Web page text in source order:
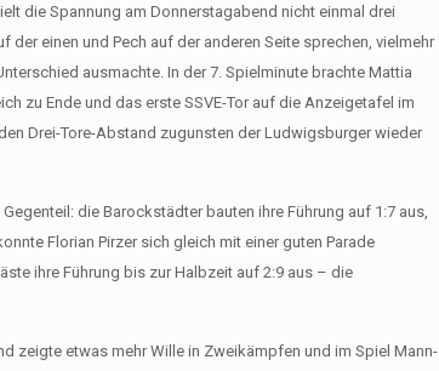
die Spannung am Donnerstagabend nicht einmal drei
der einen und Pech auf der anderen Seite sprechen, vielmehr
ausmachte. In der 7. Spielminute brachte Mattia
zu Ende und das erste SSVE-Tor auf die Anzeigetafel im
Drei-Tore-Abstand zugunsten der Ludwigsburger wieder
die Barockstädter bauten ihre Führung auf 1:7 aus,
Florian Pirzer sich gleich mit einer guten Parade
ihre Führung bis zur Halbzeit auf 2:9 aus – die
zeigte etwas mehr Wille in Zweikämpfen und im Spiel Mann-